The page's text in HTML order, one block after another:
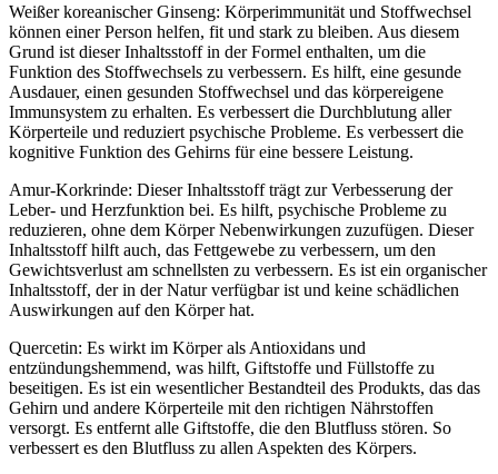
Weißer koreanischer Ginseng: Körperimmunität und Stoffwechsel
können einer Person helfen, fit und stark zu bleiben. Aus diesem
Grund ist dieser Inhaltsstoff in der Formel enthalten, um die
Funktion des Stoffwechsels zu verbessern. Es hilft, eine gesunde
Ausdauer, einen gesunden Stoffwechsel und das körpereigene
Immunsystem zu erhalten. Es verbessert die Durchblutung aller
Körperteile und reduziert psychische Probleme. Es verbessert die
kognitive Funktion des Gehirns für eine bessere Leistung.
Amur-Korkrinde: Dieser Inhaltsstoff trägt zur Verbesserung der
Leber- und Herzfunktion bei. Es hilft, psychische Probleme zu
reduzieren, ohne dem Körper Nebenwirkungen zuzufügen. Dieser
Inhaltsstoff hilft auch, das Fettgewebe zu verbessern, um den
Gewichtsverlust am schnellsten zu verbessern. Es ist ein organischer
Inhaltsstoff, der in der Natur verfügbar ist und keine schädlichen
Auswirkungen auf den Körper hat.
Quercetin: Es wirkt im Körper als Antioxidans und
entzündungshemmend, was hilft, Giftstoffe und Füllstoffe zu
beseitigen. Es ist ein wesentlicher Bestandteil des Produkts, das das
Gehirn und andere Körperteile mit den richtigen Nährstoffen
versorgt. Es entfernt alle Giftstoffe, die den Blutfluss stören. So
verbessert es den Blutfluss zu allen Aspekten des Körpers.